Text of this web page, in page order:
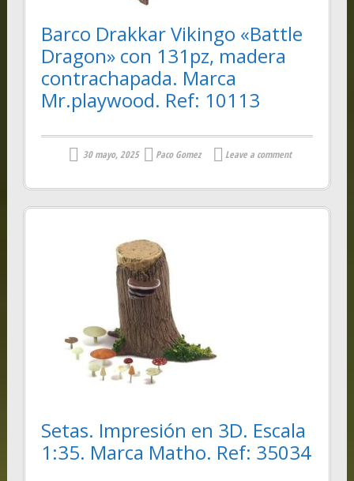
Barco Drakkar Vikingo «Battle
Dragon» con 131pz, madera
contrachapada. Marca
Mr.playwood. Ref: 10113
30 mayo, 2025 Paco Gomez Leave a comment
Setas. Impresión en 3D. Escala
1:35. Marca Matho. Ref: 35034